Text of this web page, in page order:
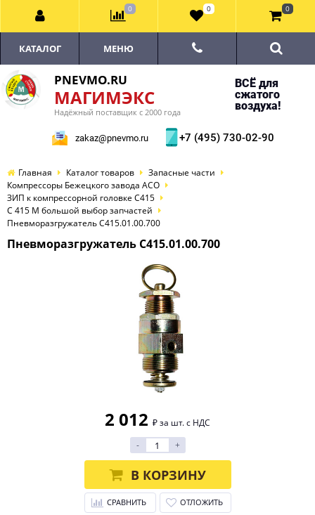
PNEVMO.RU
МАГИМЭКС
Надёжный поставщик с 2000 года
ВСЁ для
сжатого
воздуха!
zakaz@pnevmo.ru +7 (495) 730-02-90
КАТАЛОГ МЕНЮ
Главная Каталог товаров
Запасные части
Компрессоры Бежецкого завода АСО
ЗИП к компрессорной головке С415
С 415 М большой выбор запчастей
Пневморазгружатель С415.01.00.700
Пневморазгружатель С415.01.00.700
2 012 ₽ за шт. с НДС
-
+
В КОРЗИНУ
СРАВНИТЬ ОТЛОЖИТЬ
0 0 0